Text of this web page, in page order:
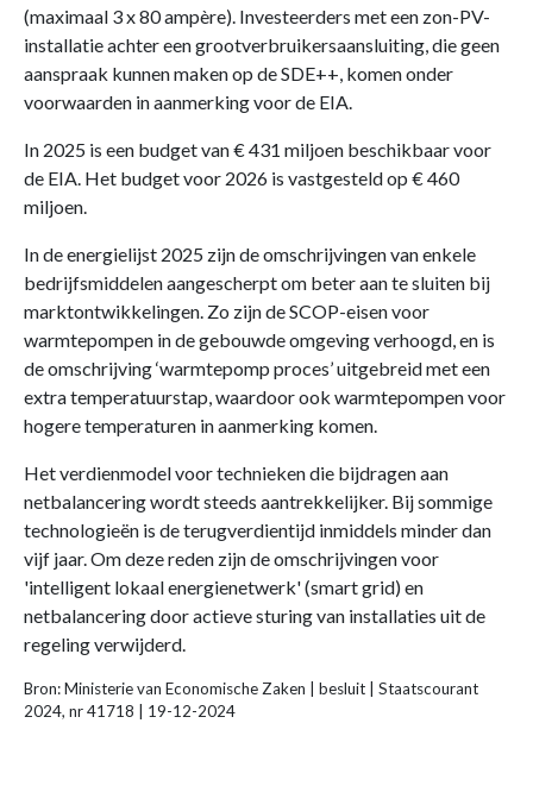
(maximaal 3 x 80 ampère). Investeerders met een zon-PV-
installatie achter een grootverbruikersaansluiting, die geen
aanspraak kunnen maken op de SDE++, komen onder
voorwaarden in aanmerking voor de EIA.
In 2025 is een budget van € 431 miljoen beschikbaar voor
de EIA. Het budget voor 2026 is vastgesteld op € 460
miljoen.
In de energielijst 2025 zijn de omschrijvingen van enkele
bedrijfsmiddelen aangescherpt om beter aan te sluiten bij
marktontwikkelingen. Zo zijn de SCOP-eisen voor
warmtepompen in de gebouwde omgeving verhoogd, en is
de omschrijving ‘warmtepomp proces’ uitgebreid met een
extra temperatuurstap, waardoor ook warmtepompen voor
hogere temperaturen in aanmerking komen.
Het verdienmodel voor technieken die bijdragen aan
netbalancering wordt steeds aantrekkelijker. Bij sommige
technologieën is de terugverdientijd inmiddels minder dan
vijf jaar. Om deze reden zijn de omschrijvingen voor
'intelligent lokaal energienetwerk' (smart grid) en
netbalancering door actieve sturing van installaties uit de
regeling verwijderd.
Bron: Ministerie van Economische Zaken | besluit | Staatscourant
2024, nr 41718 | 19-12-2024